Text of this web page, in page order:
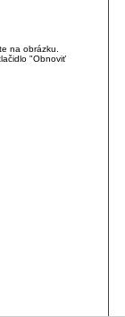
na obrázku.
"Obnoviť